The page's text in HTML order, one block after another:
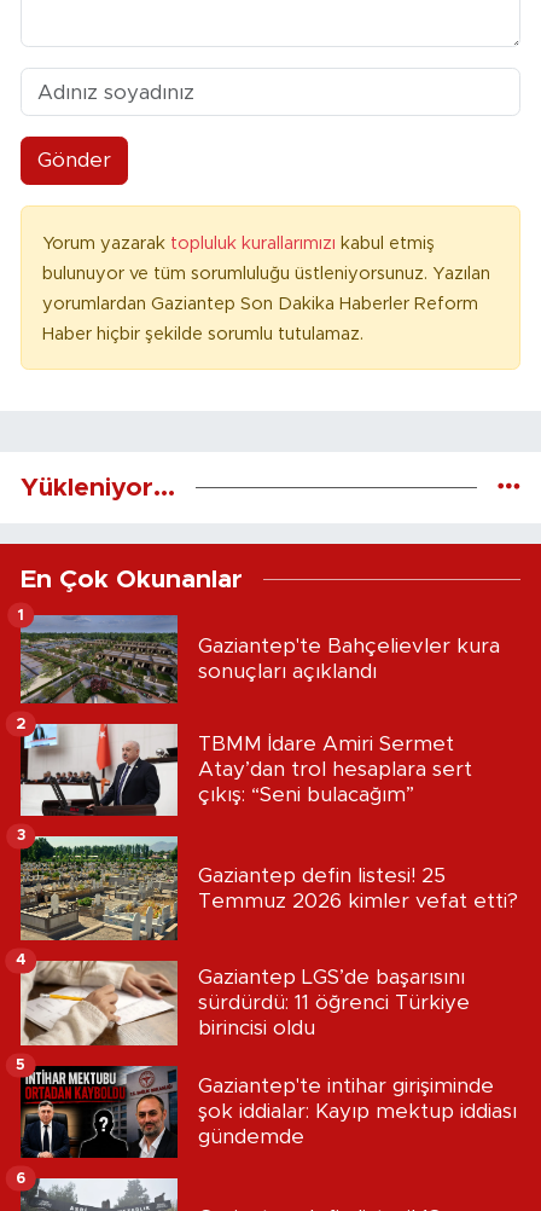
Gönder
Yorum yazarak topluluk kurallarımızı kabul etmiş
bulunuyor ve tüm sorumluluğu üstleniyorsunuz. Yazılan
yorumlardan Gaziantep Son Dakika Haberler Reform
Haber hiçbir şekilde sorumlu tutulamaz.
Yükleniyor...
En Çok Okunanlar
Gaziantep'te Bahçelievler kura
sonuçları açıklandı
1
TBMM İdare Amiri Sermet
Atay’dan trol hesaplara sert
çıkış: “Seni bulacağım”
2
Gaziantep defin listesi! 25
Temmuz 2026 kimler vefat etti?
3
Gaziantep LGS’de başarısını
sürdürdü: 11 öğrenci Türkiye
birincisi oldu
4
Gaziantep'te intihar girişiminde
şok iddialar: Kayıp mektup iddiası
gündemde
5
6